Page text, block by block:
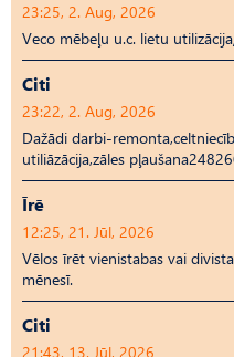
23:25, 2. Aug, 2026
Veco mēbeļu u.c. lietu
Citi
23:22, 2. Aug, 2026
Dažādi darbi-
utiliāzācija,zāles
Īrē
12:25, 21. Jūl, 2026
Vēlos īrēt vienistabas vai
mēnesī.
Citi
21:43, 13. Jūl, 2026